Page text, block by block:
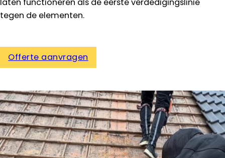
tegen de elementen.
Offerte aanvragen